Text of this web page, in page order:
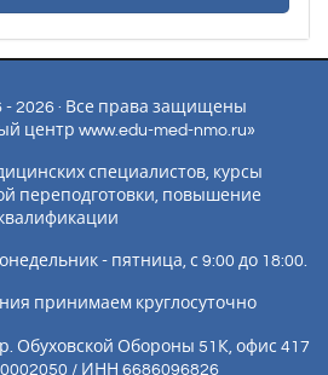
- 2026 · Все права защищены
центр www.edu-med-nmo.ru»
специалистов, курсы
переподготовки, повышение
- пятница, с 9:00 до 18:00.
принимаем круглосуточно
Обуховской Обороны 51К, офис 417
/ ИНН 6686096826